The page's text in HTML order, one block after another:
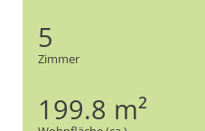
5
Zimmer
199.8 m²